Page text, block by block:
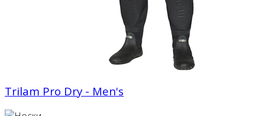
Trilam Pro Dry - Men's